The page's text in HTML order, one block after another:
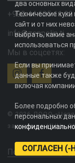
+992 44 625 11 22
info@zeppelin.tj
Мы в соцсетях:
© 2026 ДООО
защищены. ИНН -
Политика
два основных
Технические
сайт и от них
выбрать, какие
использоваться
Если вы
данные также
включая
Более подробно
персональных
СОГЛАСЕН (-